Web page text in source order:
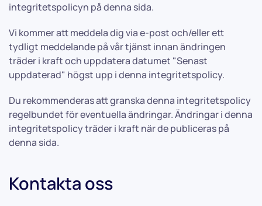
integritetspolicyn på denna sida.
Vi kommer att meddela dig via e-post och/eller ett
tydligt meddelande på vår tjänst innan ändringen
träder i kraft och uppdatera datumet "Senast
uppdaterad" högst upp i denna integritetspolicy.
Du rekommenderas att granska denna integritetspolicy
regelbundet för eventuella ändringar. Ändringar i denna
integritetspolicy träder i kraft när de publiceras på
denna sida.
Kontakta oss